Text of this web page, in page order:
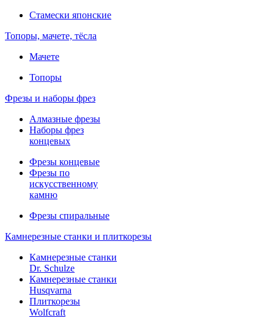
Стамески японские
Топоры, мачете, тёсла
Мачете
Топоры
Фрезы и наборы фрез
Алмазные фрезы
Наборы фрез
концевых
Фрезы концевые
Фрезы по
искусственному
камню
Фрезы спиральные
Камнерезные станки и плиткорезы
Камнерезные станки
Dr. Schulze
Камнерезные станки
Husqvarna
Плиткорезы
Wolfcraft